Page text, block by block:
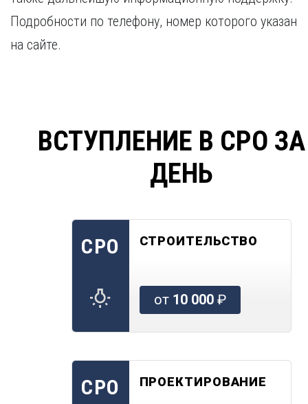
Подробности по телефону, номер которого указан
на сайте.
ВСТУПЛЕНИЕ В СРО
ДЕНЬ
СРО СТРОИТЕЛЬСТВО
от 10 000₽
СРО ПРОЕКТИРОВАНИЕ